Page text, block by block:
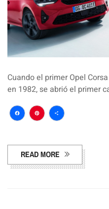
Cuando el primer Opel
en 1982, se abrió el primer
Facebook
Pinterest
Compartir
READ MORE